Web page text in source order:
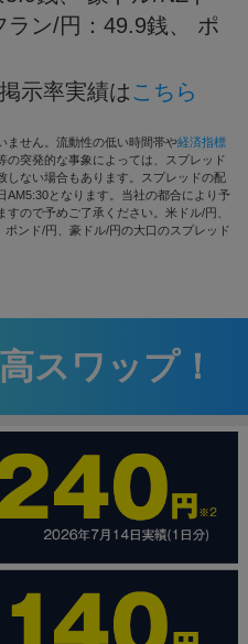
ラン/円：49.9銭、 ポ
示率実績はこちら
ません。流動性の低い時間帯や経済指標
の突発的な事象によっては、スプレッド
しない場合もあります。スプレッドの配
AM5:30となります。当社の都合により予
ので予めご了承ください。米ドル/円、
ンド/円、豪ドル/円の大口のスプレッド
スワップ！